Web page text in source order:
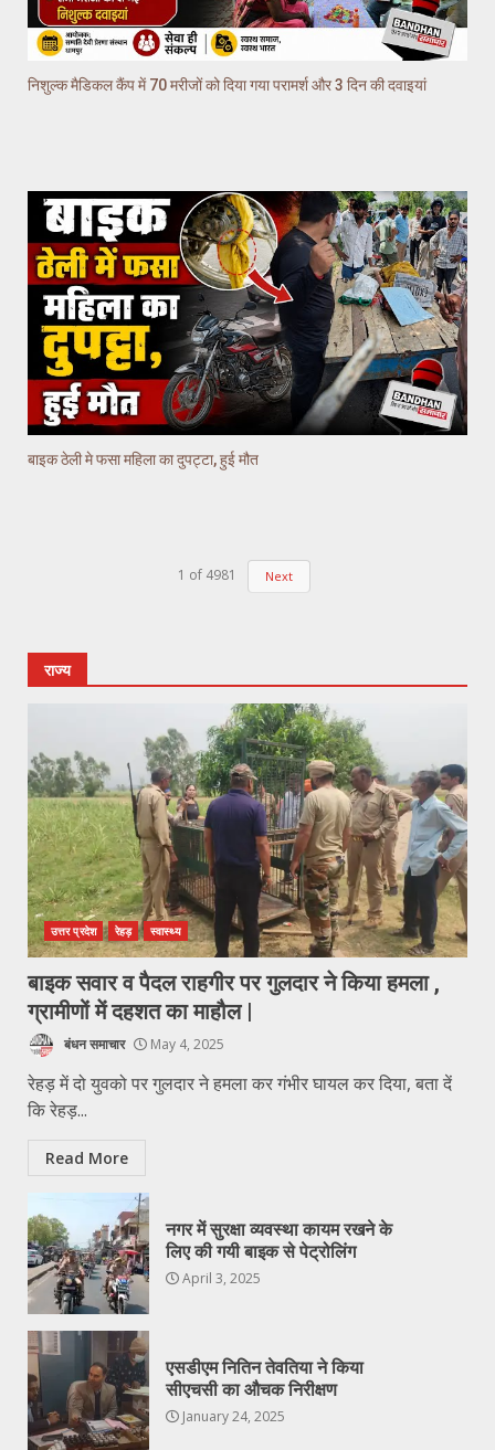
निशुल्क मैडिकल कैंप में 70 मरीजों को दिया गया परामर्श और 3 दिन की दवाइयां
बाइक ठेली मे फसा महिला का दुपट्टा, हुई मौत
1 of 4981 Next
राज्य
उत्तर प्रदेश रेहड़ स्वास्थ्य
बाइक सवार व पैदल राहगीर पर गुलदार ने किया हमला ,
ग्रामीणों में दहशत का माहौल |
बंधन समाचार May 4, 2025
रेहड़ में दो युवको पर गुलदार ने हमला कर गंभीर घायल कर दिया, बता दें
कि रेहड़...
Read More
नगर में सुरक्षा व्यवस्था कायम रखने के
लिए की गयी बाइक से पेट्रोलिंग
April 3, 2025
एसडीएम नितिन तेवतिया ने किया
सीएचसी का औचक निरीक्षण
January 24, 2025